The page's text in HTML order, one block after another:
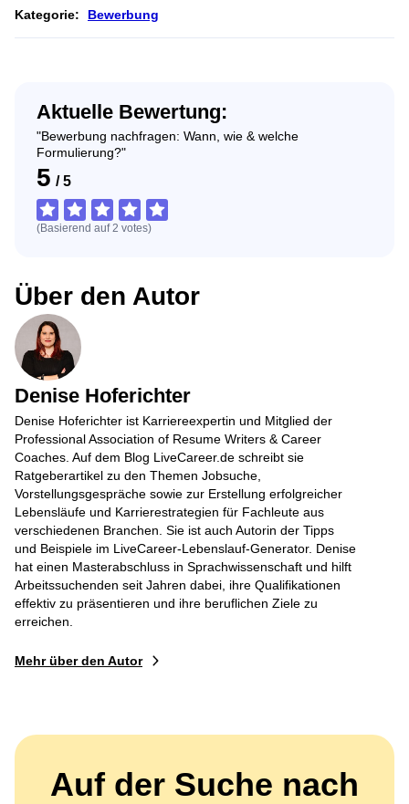
Kategorie: Bewerbung
Aktuelle Bewertung:
"Bewerbung nachfragen: Wann, wie & welche
Formulierung?"
5 / 5
(Basierend auf 2 votes)
Über den Autor
Denise Hoferichter
Denise Hoferichter ist Karriereexpertin und Mitglied der
Professional Association of Resume Writers & Career
Coaches. Auf dem Blog LiveCareer.de schreibt sie
Ratgeberartikel zu den Themen Jobsuche,
Vorstellungsgespräche sowie zur Erstellung erfolgreicher
Lebensläufe und Karrierestrategien für Fachleute aus
verschiedenen Branchen. Sie ist auch Autorin der Tipps
und Beispiele im LiveCareer-Lebenslauf-Generator. Denise
hat einen Masterabschluss in Sprachwissenschaft und hilft
Arbeitssuchenden seit Jahren dabei, ihre Qualifikationen
effektiv zu präsentieren und ihre beruflichen Ziele zu
erreichen.
Mehr über den Autor
Auf der Suche nach